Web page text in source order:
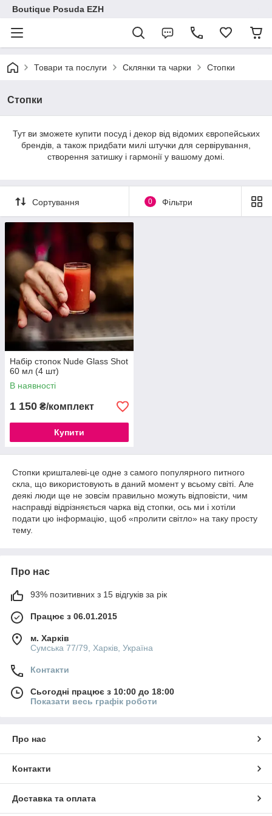
Boutique Posuda EZH
Товари та послуги Склянки та чарки Стопки
Стопки
Тут ви зможете купити посуд і декор від відомих європейських
брендів, а також придбати милі штучки для сервірування,
створення затишку і гармонії у вашому домі.
Сортування 0 Фільтри
Набір стопок Nude Glass Shot
60 мл (4 шт)
В наявності
1 150 ₴/комплект
Купити
Стопки кришталеві-це одне з самого популярного питного
скла, що використовують в даний момент у всьому світі. Але
деякі люди ще не зовсім правильно можуть відповісти, чим
насправді відрізняється чарка від стопки, ось ми і хотіли
подати цю інформацію, щоб «пролити світло» на таку просту
тему.
Про нас
93% позитивних з 15 відгуків за рік
Працює з 06.01.2015
м. Харків
Сумська 77/79, Харків, Україна
Контакти
Сьогодні працює з 10:00 до 18:00
Показати весь графік роботи
Про нас
Контакти
Доставка та оплата